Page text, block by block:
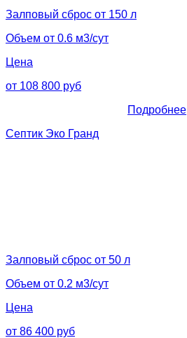
Залповый сброс от 150 л
Объем от 0.6 м3/сут
Цена
от 108 800 руб
Подробнее
Септик Эко Гранд
Залповый сброс от 50 л
Объем от 0.2 м3/сут
Цена
от 86 400 руб